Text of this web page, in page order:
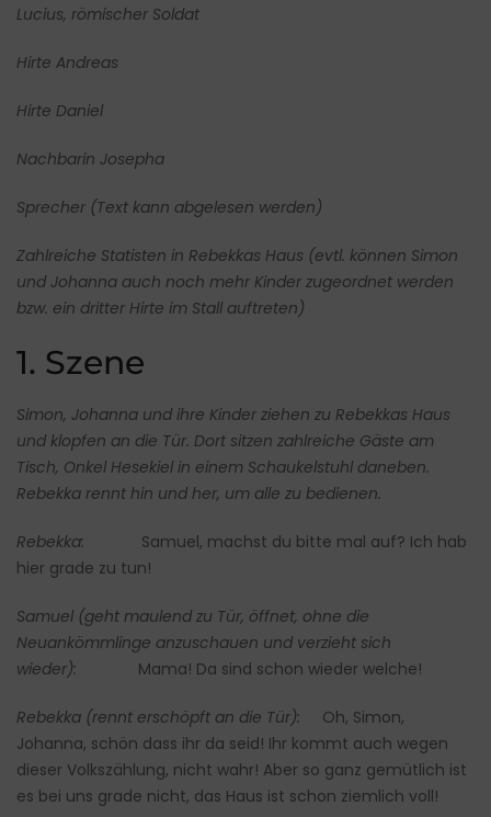
Lucius, römischer Soldat
Hirte Andreas
Hirte Daniel
Nachbarin Josepha
Sprecher (Text kann abgelesen werden)
Zahlreiche Statisten in Rebekkas Haus (evtl. können Simon
und Johanna auch noch mehr Kinder zugeordnet werden
bzw. ein dritter Hirte im Stall auftreten)
1. Szene
Simon, Johanna und ihre Kinder ziehen zu Rebekkas Haus
und klopfen an die Tür. Dort sitzen zahlreiche Gäste am
Tisch, Onkel Hesekiel in einem Schaukelstuhl daneben.
Rebekka rennt hin und her, um alle zu bedienen.
Rebekka: Samuel, machst du bitte mal auf? Ich hab
hier grade zu tun!
Samuel (geht maulend zu Tür, öffnet, ohne die
Neuankömmlinge anzuschauen und verzieht sich
wieder): Mama! Da sind schon wieder welche!
Rebekka (rennt erschöpft an die Tür): Oh, Simon,
Johanna, schön dass ihr da seid! Ihr kommt auch wegen
dieser Volkszählung, nicht wahr! Aber so ganz gemütlich ist
es bei uns grade nicht, das Haus ist schon ziemlich voll!